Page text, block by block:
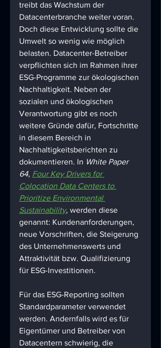
treibt das Wachstum der
Datacenterbranche weiter voran.
Doch diese Entwicklung sollte die
Umwelt so wenig wie möglich
belasten. Datacenter-Betreiber
verpflichten sich im Rahmen ihrer
ESG-Programme zur ökologischen
Nachhaltigkeit. Neben der
sozialen und ökologischen
Verantwortung gibt es noch
weitere Gründe dafür, Fortschritte
in diesem Bereich in
Nachhaltigkeitsberichten zu
dokumentieren. In White Paper
64, Four Key Drivers for
Colocation Data Centers to
Prioritize Environmental
Sustainability, werden diese
genannt: Kundenanforderungen,
neue Vorschriften, die Steigerung
des Unternehmenswerts und
Attraktivität bzw. Qualifizierung
für ESG-Investitionen.
Für das ESG-Reporting sollten
Standardparameter verwendet
werden. Andernfalls wird es für
Eigentümer und Betreiber von
Datacentern schwierig, die